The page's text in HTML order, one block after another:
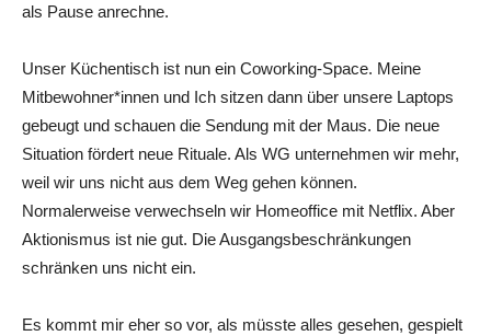
als Pause anrechne.
Unser Küchentisch ist nun ein Coworking-Space. Meine
Mitbewohner*innen und Ich sitzen dann über unsere Laptops
gebeugt und schauen die Sendung mit der Maus. Die neue
Situation fördert neue Rituale. Als WG unternehmen wir mehr,
weil wir uns nicht aus dem Weg gehen können.
Normalerweise verwechseln wir Homeoffice mit Netflix. Aber
Aktionismus ist nie gut. Die Ausgangsbeschränkungen
schränken uns nicht ein.
Es kommt mir eher so vor, als müsste alles gesehen, gespielt